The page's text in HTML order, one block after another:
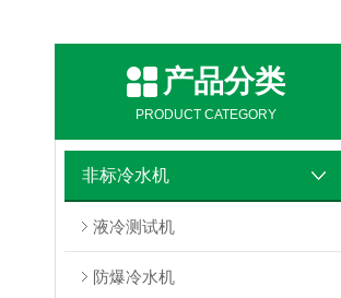
产品分类
PRODUCT CATEGORY
非标冷水机
液冷测试机
防爆冷水机